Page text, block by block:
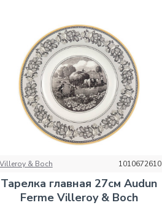
Villeroy & Boch 1010672610
Тарелка главная 27см Audun
Ferme Villeroy & Boch